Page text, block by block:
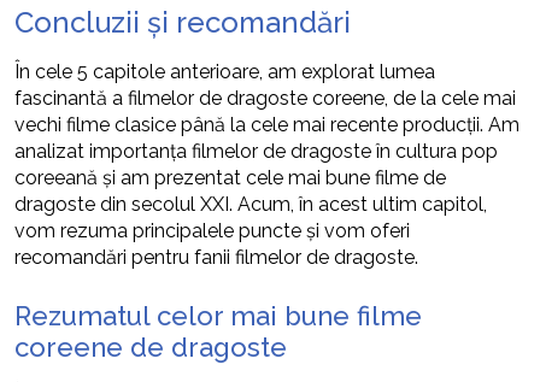
Concluzii și recomandări
În cele 5 capitole anterioare, am explorat lumea
fascinantă a filmelor de dragoste coreene, de la cele mai
vechi filme clasice până la cele mai recente producții. Am
analizat importanța filmelor de dragoste în cultura pop
coreeană și am prezentat cele mai bune filme de
dragoste din secolul XXI. Acum, în acest ultim capitol,
vom rezuma principalele puncte și vom oferi
recomandări pentru fanii filmelor de dragoste.
Rezumatul celor mai bune filme
coreene de dragoste